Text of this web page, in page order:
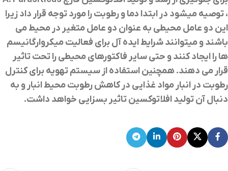
، توصیه میشود در ابتدا دما و رطوبت را مورد توجه قرار داد زیرا
این دو عامل محیطی به عنوان دو عامل متغیر در محیط می
باشند و میتوانند شرایط ایده آل برای فعالیت میکروارگانیسم
ها را ایجاد کنند و حتی سایر فاکتورهای محیطی را تحت تاثیر
قرار می دهند. همچنین استفاده از سیستم تهویه برای کنترل
رطوبت در انبار مواد غذایی در کاهش رطوبت محیط انبار و به
دنبال آن تولید افلاتوکسین تاثیر بسزایی خواهد داشت.